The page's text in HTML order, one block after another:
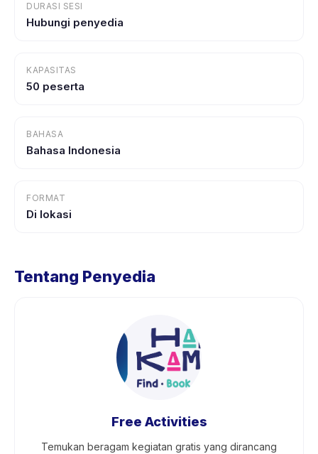
DURASI SESI
Hubungi penyedia
KAPASITAS
50 peserta
BAHASA
Bahasa Indonesia
FORMAT
Di lokasi
Tentang Penyedia
Free Activities
Temukan beragam kegiatan gratis yang dirancang